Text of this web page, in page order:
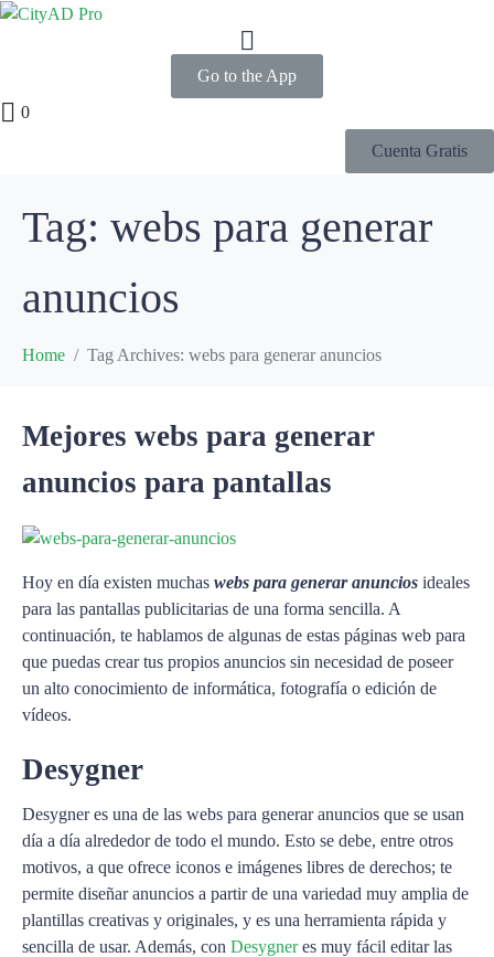
Go to the App
0
Cuenta Gratis
Tag: webs para generar
anuncios
Home Tag Archives: webs para generar anuncios
Mejores webs para generar
anuncios para pantallas
Hoy en día existen muchas webs para generar anuncios ideales
para las pantallas publicitarias de una forma sencilla. A
continuación, te hablamos de algunas de estas páginas web para
que puedas crear tus propios anuncios sin necesidad de poseer
un alto conocimiento de informática, fotografía o edición de
vídeos.
Desygner
Desygner es una de las webs para generar anuncios que se usan
día a día alrededor de todo el mundo. Esto se debe, entre otros
motivos, a que ofrece iconos e imágenes libres de derechos; te
permite diseñar anuncios a partir de una variedad muy amplia de
plantillas creativas y originales, y es una herramienta rápida y
sencilla de usar. Además, con Desygneres muy fácil editar las